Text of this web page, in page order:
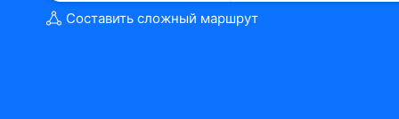
Составить сложный маршрут